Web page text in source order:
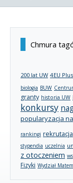
Chmura
200 lat UW 4EU Plus
biologia BUW
granty historia UW
konkursy
popularyzacja
rankingi rekrutacja
stypendia uczelnia
z otoczeniem
Fizyki Wydział